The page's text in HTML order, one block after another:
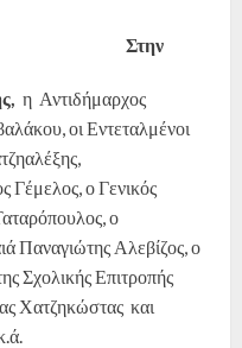
Στην
η Αντιδήμαρχος
οι Εντεταλμένοι
Γέμελος, ο Γενικός
ο
Παναγιώτης Αλεβίζος, ο
Σχολικής Επιτροπής
Χατζηκώστας και